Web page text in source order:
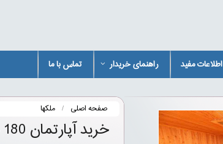
اطلاعات مفید راهنمای خریدار تماس با ما
صفحه اصلی ملکها